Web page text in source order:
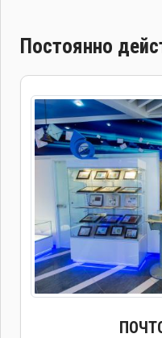
Постоянно